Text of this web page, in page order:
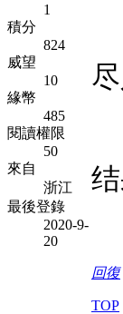
1
積分
824
威望
10
緣幣
485
閱讀權限
50
來自
浙江
最後登錄
2020-9-
20
回復
TOP